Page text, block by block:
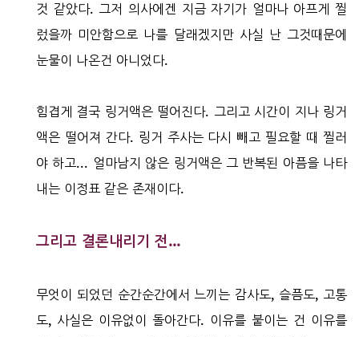
것 같았다. 그저 의사에겐 지금 자기가 얼마나 아프게 찔
렀을까 미안함으로 나를 달래겠지만 사실 난 그것때문에
눈물이 나온건 아니었다.
힘겹게 결국 링거액은 떨어진다. 그리고 시간이 지나 링거
액은 떨어져 간다. 링거 주사는 다시 빼고 필요할 때 찔러
야 하고... 얼마남지 않은 링거액은 그 반복된 아픔을 나타
내는 이정표 같은 존재이다.
그리고 결론내리기 전...
무엇이 되었던 순간순간에서 느끼는 감사도, 슬픔도, 고통
도, 사실은 이유없이 돌아간다. 이유를 붙이는 건 이유를